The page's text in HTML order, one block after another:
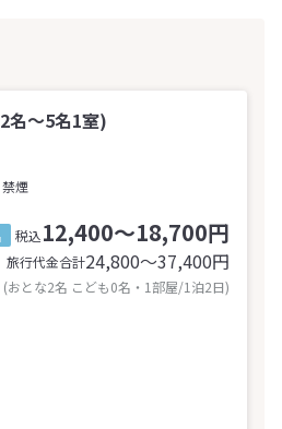
名～5名1室)
禁煙
税込12,400～18,700円
旅行代金合計24,800〜37,400円
(おとな2名 こども0名・1部屋/1泊2日)